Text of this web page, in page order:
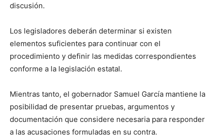
discusión.
Los legisladores deberán determinar si existen
elementos suficientes para continuar con el
procedimiento y definir las medidas correspondientes
conforme a la legislación estatal.
Mientras tanto, el gobernador Samuel García mantiene la
posibilidad de presentar pruebas, argumentos y
documentación que considere necesaria para responder
a las acusaciones formuladas en su contra.